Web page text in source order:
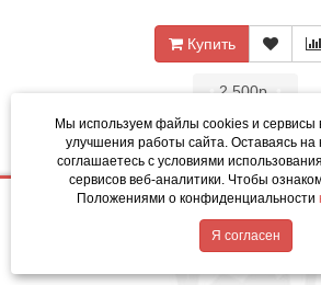
Купить
•2 500р.•
Код товара: 3560-01
2 500р.
Обратный звонок
Написать в MAX
Мы используем файлы cookies и сервисы
улучшения работы сайта. Оставаясь
соглашаетесь с условиями
сервисов веб-аналитики. Чтобы
Положениями о конфиденциальности
Я согласен